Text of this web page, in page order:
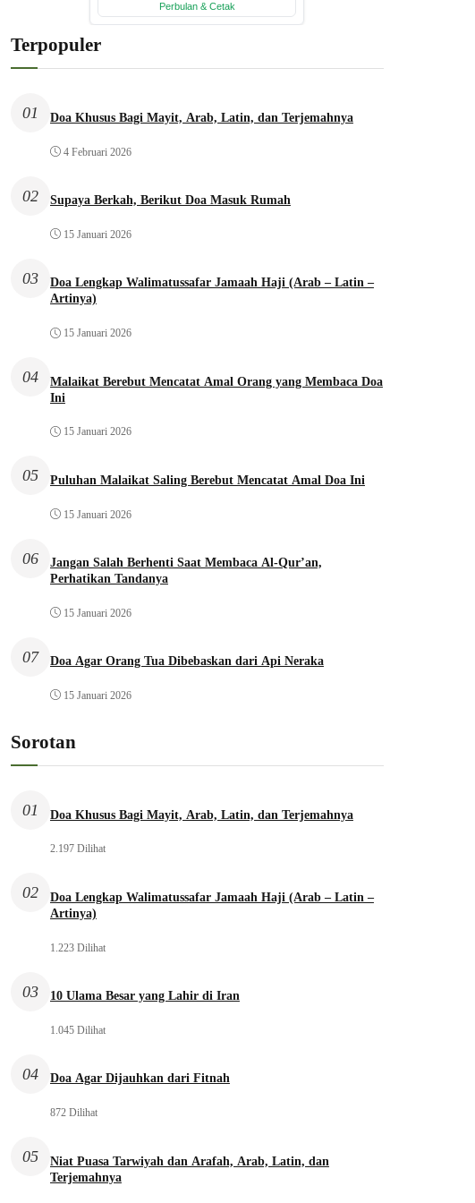
Terpopuler
01 Doa Khusus Bagi Mayit, Arab, Latin, dan Terjemahnya
4 Februari 2026
02 Supaya Berkah, Berikut Doa Masuk Rumah
15 Januari 2026
03
Doa Lengkap Walimatussafar Jamaah Haji (Arab – Latin –
Artinya)
15 Januari 2026
04
Malaikat Berebut Mencatat Amal Orang yang Membaca Doa
Ini
15 Januari 2026
05 Puluhan Malaikat Saling Berebut Mencatat Amal Doa Ini
15 Januari 2026
06
Jangan Salah Berhenti Saat Membaca Al-Qur’an,
Perhatikan Tandanya
15 Januari 2026
07 Doa Agar Orang Tua Dibebaskan dari Api Neraka
15 Januari 2026
Sorotan
01 Doa Khusus Bagi Mayit, Arab, Latin, dan Terjemahnya
2.197 Dilihat
02
Doa Lengkap Walimatussafar Jamaah Haji (Arab – Latin –
Artinya)
1.223 Dilihat
03 10 Ulama Besar yang Lahir di Iran
1.045 Dilihat
04 Doa Agar Dijauhkan dari Fitnah
872 Dilihat
05
Niat Puasa Tarwiyah dan Arafah, Arab, Latin, dan
Terjemahnya